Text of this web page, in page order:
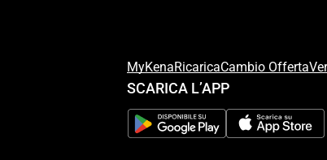
MyKenaRicaricaCambio Offerta
SCARICA L’APP